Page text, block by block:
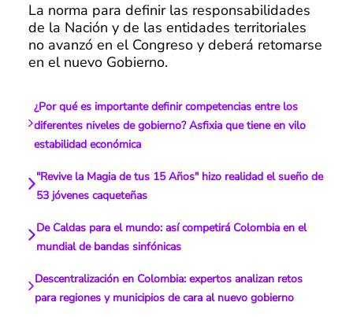
La norma para definir las responsabilidades
de la Nación y de las entidades territoriales
no avanzó en el Congreso y deberá retomarse
en el nuevo Gobierno.
¿Por qué es importante definir competencias entre los
diferentes niveles de gobierno? Asfixia que tiene en vilo
estabilidad económica
"Revive la Magia de tus 15 Años" hizo realidad el sueño de
53 jóvenes caqueteñas
De Caldas para el mundo: así competirá Colombia en el
mundial de bandas sinfónicas
Descentralización en Colombia: expertos analizan retos
para regiones y municipios de cara al nuevo gobierno